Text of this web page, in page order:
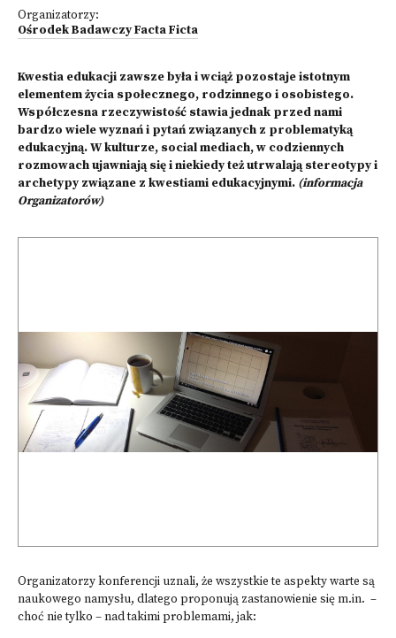
Organizatorzy:
Ośrodek Badawczy Facta Ficta
Kwestia edukacji zawsze była i wciąż pozostaje istotnym
elementem życia społecznego, rodzinnego i osobistego.
Współczesna rzeczywistość stawia jednak przed nami
bardzo wiele wyznań i pytań związanych z problematyką
edukacyjną. W kulturze, social mediach, w codziennych
rozmowach ujawniają się i niekiedy też utrwalają stereotypy i
archetypy związane z kwestiami edukacyjnymi. (informacja
Organizatorów)
Organizatorzy konferencji uznali, że wszystkie te aspekty warte są
naukowego namysłu, dlatego proponują zastanowienie się m.in. –
choć nie tylko – nad takimi problemami, jak: